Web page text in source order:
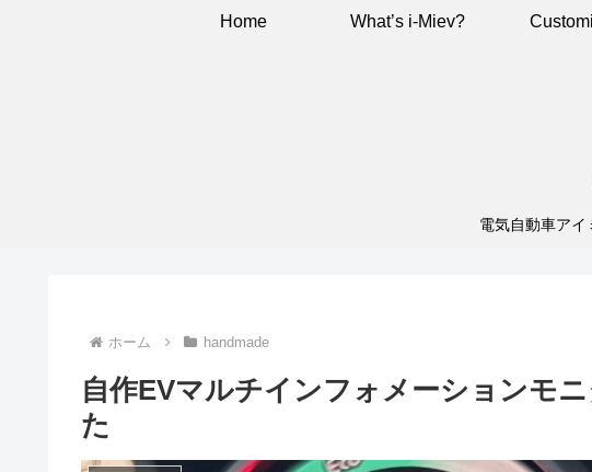
電気自動車ア
Home What’s i-Miev?
ホーム handmade
自作EVマルチインフォメーションモ
た